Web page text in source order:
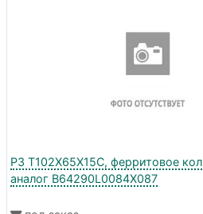
P3 T102X65X15C, ферритовое
аналог B64290L0084X087